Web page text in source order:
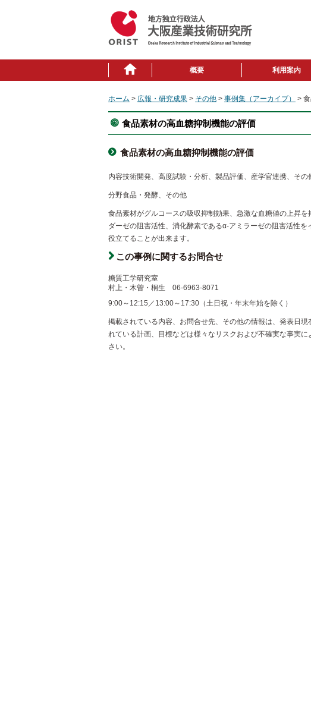
概要 利用案内
ホーム > 広報・研究成果 > その他 > 事例集（アーカイブ） >
食品素材の高血糖抑制機能の評価
食品素材の高血糖抑制機能の評価
内容技術開発、高度試験・分析、製品評価、産学官連携、その
分野食品・発酵、その他
食品素材がグルコースの吸収抑制効果、急激な血糖値の上昇
ダーゼの阻害活性、消化酵素であるα-アミラーゼの阻害活性
役立てることが出来ます。
この事例に関するお問合せ
糖質工学研究室
村上・木曽・桐生 06-6963-8071
9:00～12:15／13:00～17:30（土日祝・年末年始を除く）
掲載されている内容、お問合せ先、その他の情報は、発表日
れている計画、目標などは様々なリスクおよび不確実な事実
さい。